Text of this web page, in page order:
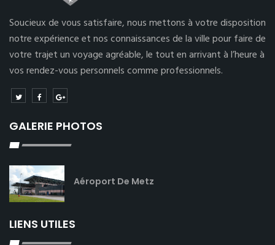
Soucieux de vous satisfaire, nous mettons à votre disposition
notre expérience et nos connaissances de la ville pour faire de
votre trajet un voyage agréable, le tout en arrivant à l’heure à
vos rendez-vous personnels comme professionnels.
GALERIE PHOTOS
Aéroport De Metz
LIENS UTILES